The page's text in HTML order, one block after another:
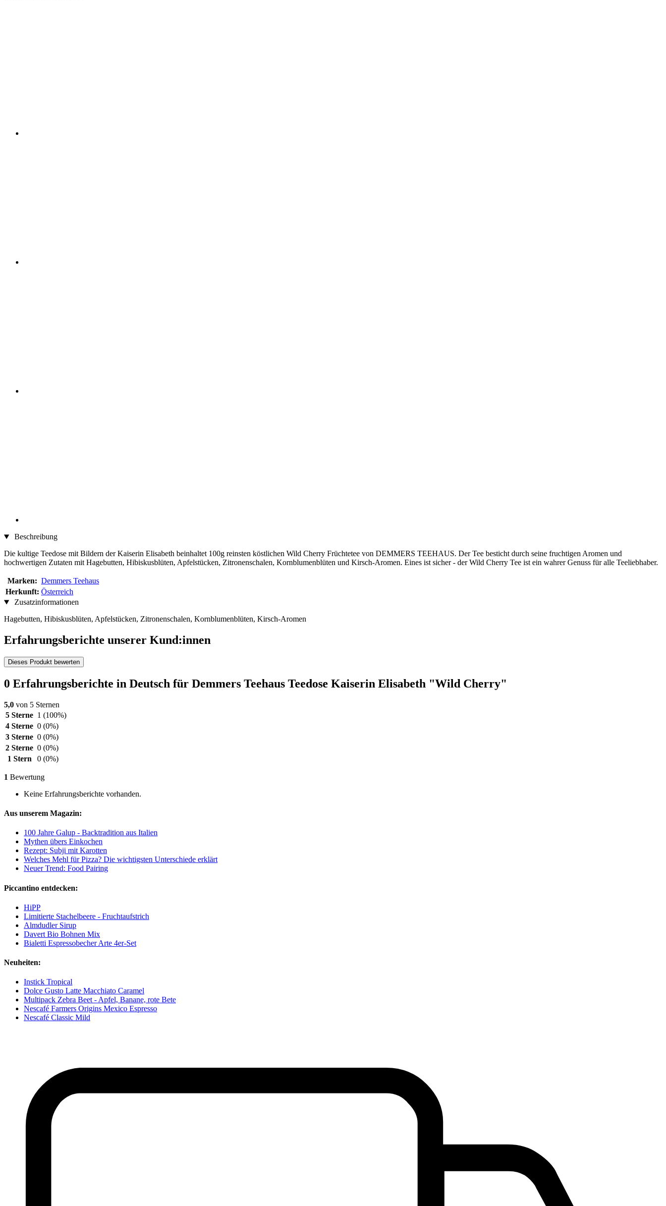
Beschreibung
Die kultige Teedose mit Bildern der Kaiserin Elisabeth beinhaltet 100g reinsten köstlichen Wild Cherry Früchtetee von DEMMERS TEEHAUS. Der Tee besticht durch seine fruchtigen Aromen und
hochwertigen Zutaten mit Hagebutten, Hibiskusblüten, Apfelstücken, Zitronenschalen, Kornblumenblüten und Kirsch-Aromen. Eines ist sicher - der Wild Cherry Tee ist ein wahrer Genuss für alle Teeliebhaber.
Marken: Demmers Teehaus
Herkunft: Österreich
Zusatzinformationen
Hagebutten, Hibiskusblüten, Apfelstücken, Zitronenschalen, Kornblumenblüten, Kirsch-Aromen
Erfahrungsberichte unserer Kund:innen
Dieses Produkt bewerten
0 Erfahrungsberichte in Deutsch für Demmers Teehaus Teedose Kaiserin Elisabeth "Wild Cherry"
5,0 von 5 Sternen
5 Sterne 1 (100%)
4 Sterne 0 (0%)
3 Sterne 0 (0%)
2 Sterne 0 (0%)
1 Stern
0 (0%)
1 Bewertung
Keine Erfahrungsberichte vorhanden.
Aus unserem Magazin:
100 Jahre Galup - Backtradition aus Italien
Mythen übers Einkochen
Rezept: Subji mit Karotten
Welches Mehl für Pizza? Die wichtigsten Unterschiede erklärt
Neuer Trend: Food Pairing
Piccantino entdecken:
HiPP
Limitierte Stachelbeere - Fruchtaufstrich
Almdudler Sirup
Davert Bio Bohnen Mix
Bialetti Espressobecher Arte 4er-Set
Neuheiten:
Instick Tropical
Dolce Gusto Latte Macchiato Caramel
Multipack Zebra Beet - Apfel, Banane, rote Bete
Nescafé Farmers Origins Mexico Espresso
Nescafé Classic Mild